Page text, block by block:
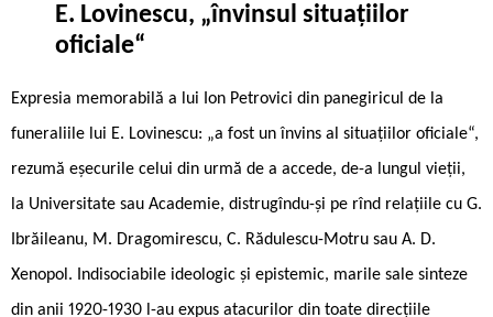
E. Lovinescu, „învinsul situațiilor
oficiale“
Expresia memorabilă a lui Ion Petrovici din panegiricul de la
funeraliile lui E. Lovinescu: „a fost un învins al situațiilor oficiale“,
rezumă eșecurile celui din urmă de a accede, de-a lungul vieții,
la Universitate sau Academie, distrugîndu-și pe rînd relațiile cu G.
Ibrăileanu, M. Dragomirescu, C. Rădulescu-Motru sau A. D.
Xenopol. Indisociabile ideologic și epistemic, marile sale sinteze
din anii 1920-1930 l-au expus atacurilor din toate direcțiile